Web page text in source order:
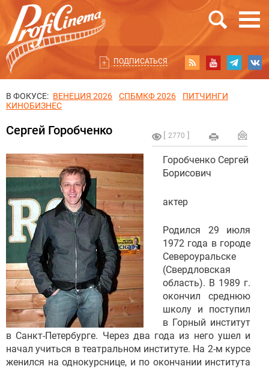
ПОДПИСАТЬСЯ
В ФОКУСЕ: ВЕНЕЦИЯ 2026 СПБМКФ 2026
ПИТЧИНГИ
КИНОБИЗНЕС
2770
Сергей Горобченко
Горобченко Сергей
Борисович
актер
Родился 29 июля
1972 года в городе
Североуральске
(Свердловская
область). В 1989 г.
окончил среднюю
школу и поступил
в Горный институт
в Санкт-Петербурге. Через два года из него ушел и
начал учиться в театральном институте. На 2-м курсе
женился на однокурснице, и по окончании института